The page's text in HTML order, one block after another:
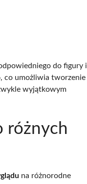
do figury i
co umożliwia tworzenie
wyjątkowym
różnych
na różnorodne